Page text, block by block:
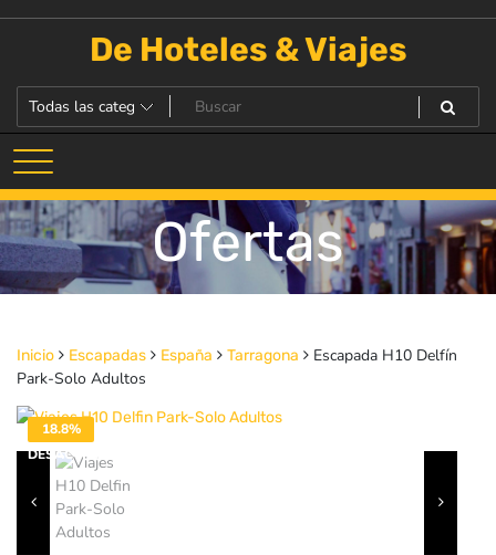
De Hoteles & Viajes
Ofertas
Inicio Escapadas España Tarragona
Escapada H10 Delfín
Park-Solo Adultos
18.8%
DESACTIVADO